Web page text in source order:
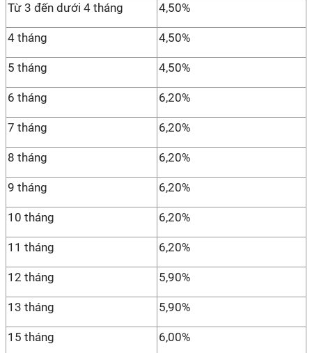
Từ 3 đến dưới 4 tháng 4,50%
4 tháng 4,50%
5 tháng 4,50%
6 tháng 6,20%
7 tháng 6,20%
8 tháng 6,20%
9 tháng 6,20%
10 tháng 6,20%
11 tháng 6,20%
12 tháng 5,90%
13 tháng 5,90%
15 tháng 6,00%